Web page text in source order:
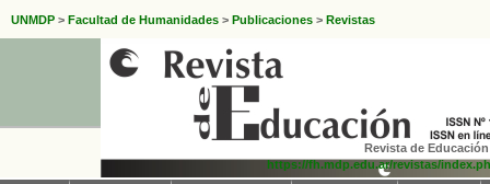
UNMDP > Facultad de Humanidades > Publicaciones > Revistas
Revista de
https://fh.mdp.edu.ar/revistas/